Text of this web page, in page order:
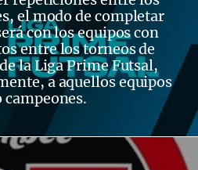
el modo de completar
con los equipos con
entre los torneos de
la Liga Prime Futsal,
a aquellos equipos